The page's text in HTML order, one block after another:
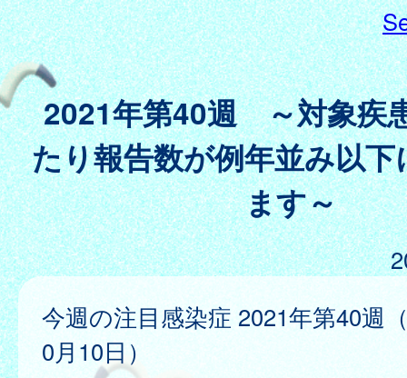
2021年第40週 ～対象疾
たり報告数が例年並み以
ます～
今週の注目感染症 2021年第40週
0月10日）